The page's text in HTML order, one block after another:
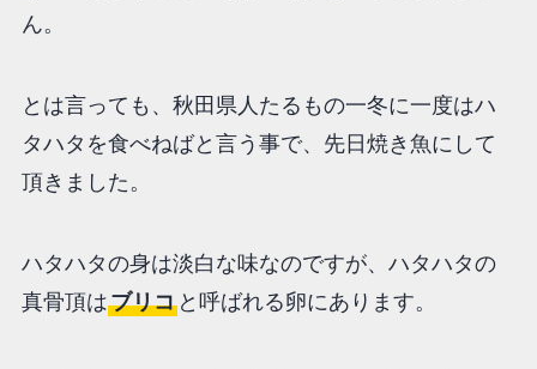
ん。
とは言っても、秋田県人たるもの一冬に一度はハ
タハタを食べねばと言う事で、先日焼き魚にして
頂きました。
ハタハタの身は淡白な味なのですが、ハタハタの
真骨頂はブリコと呼ばれる卵にあります。